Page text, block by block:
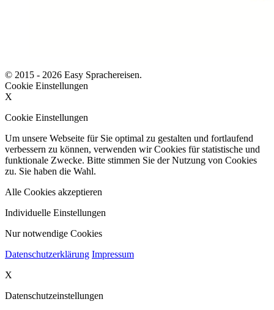
© 2015 - 2026 Easy Sprachereisen.
Cookie Einstellungen
X
Cookie Einstellungen
Um unsere Webseite für Sie optimal zu gestalten und fortlaufend
verbessern zu können, verwenden wir Cookies für statistische und
funktionale Zwecke. Bitte stimmen Sie der Nutzung von Cookies
zu. Sie haben die Wahl.
Alle Cookies akzeptieren
Individuelle Einstellungen
Nur notwendige Cookies
Datenschutzerklärung Impressum
X
Datenschutzeinstellungen